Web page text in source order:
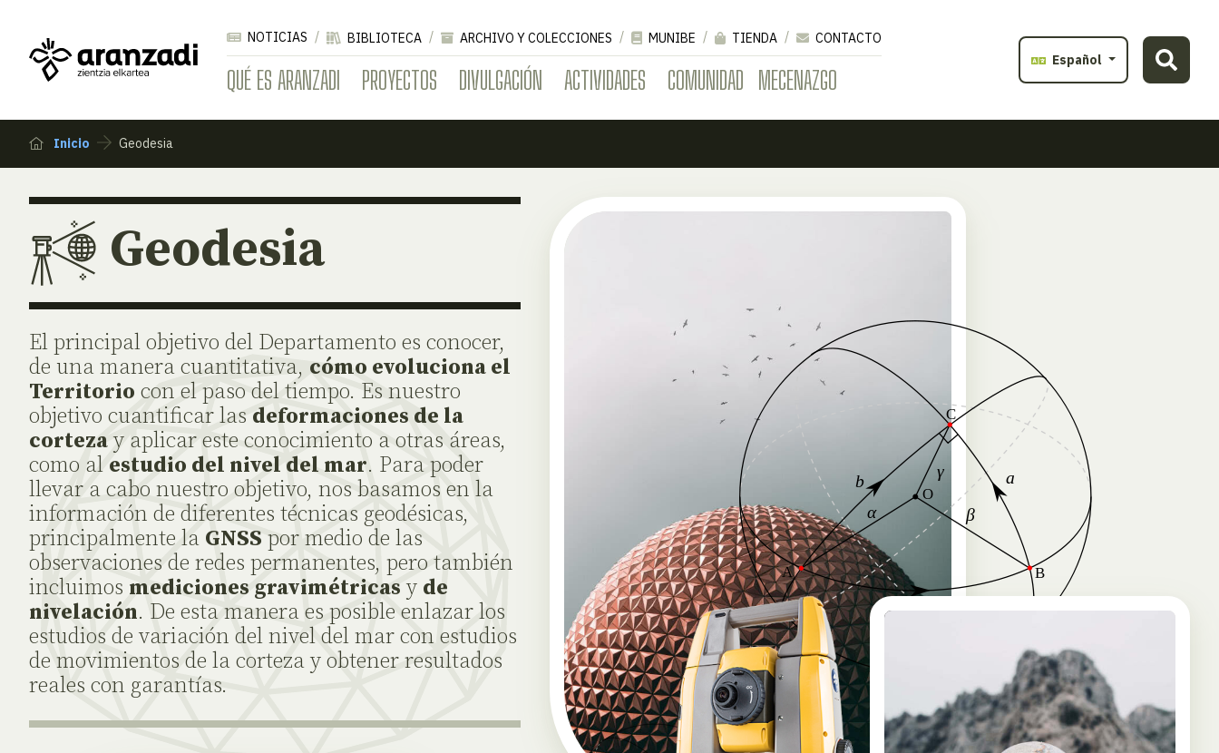
QUÉ ES ARANZADI PROYECTOS DIVULGACIÓN ACTIVIDADES COMUNIDAD MECENAZGO
NOTICIAS BIBLIOTECA ARCHIVO Y COLECCIONES MUNIBE TIENDA
CONTACTO
Español
Inicio Geodesia
Geodesia
El principal objetivo del Departamento es conocer,
de una manera cuantitativa, cómo evoluciona el
Territorio con el paso del tiempo. Es nuestro
objetivo cuantificar las deformaciones de la
cortezay aplicar este conocimiento a otras áreas,
como al estudio del nivel del mar. Para poder
llevar a cabo nuestro objetivo, nos basamos en la
información de diferentes técnicas geodésicas,
principalmente la GNSS por medio de las
observaciones de redes permanentes, pero también
incluimos mediciones gravimétricas y de
nivelación. De esta manera es posible enlazar los
estudios de variación del nivel del mar con estudios
de movimientos de la corteza y obtener resultados
reales con garantías.